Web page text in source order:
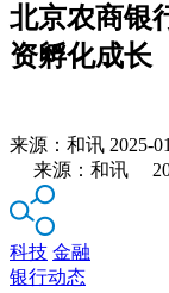
北京农商银
资孵化成长
来源： 和讯 2025-
来源：和讯
科技 金融
银行动态